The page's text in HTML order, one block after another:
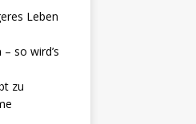
Leben
so wird’s
zu